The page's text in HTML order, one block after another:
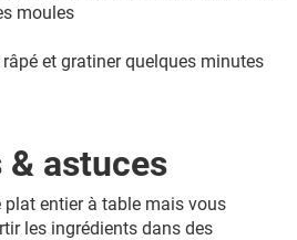
moules
et gratiner quelques minutes
& astuces
plat entier à table mais vous
les ingrédients dans des